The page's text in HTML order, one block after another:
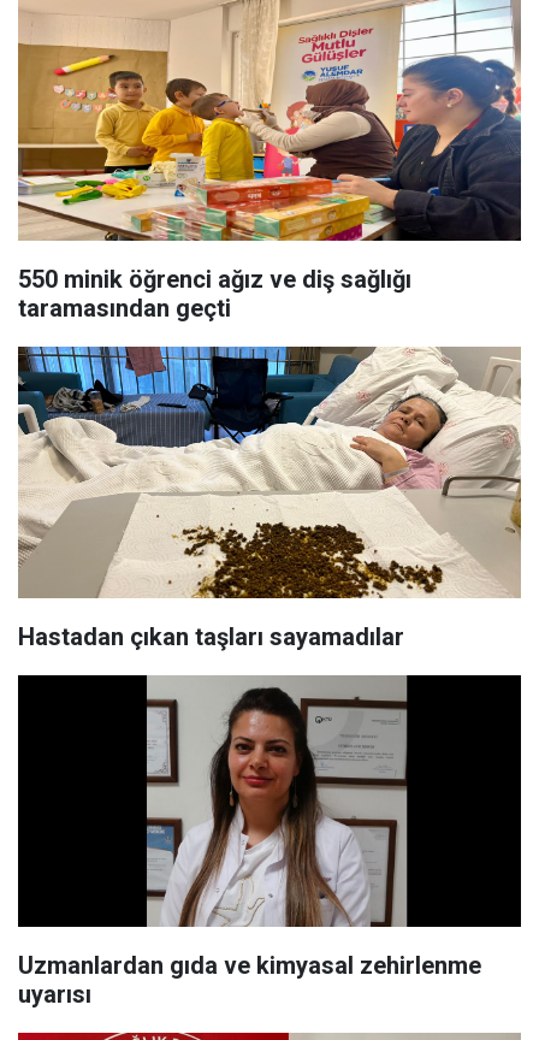
550 minik öğrenci ağız ve diş sağlığı
taramasından geçti
Hastadan çıkan taşları sayamadılar
Uzmanlardan gıda ve kimyasal zehirlenme
uyarısı